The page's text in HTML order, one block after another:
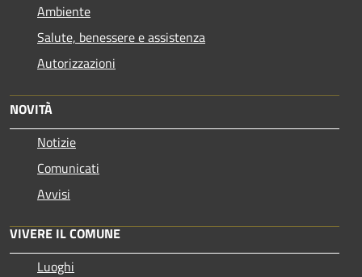
Ambiente
Salute, benessere e assistenza
Autorizzazioni
NOVITÀ
Notizie
Comunicati
Avvisi
VIVERE IL COMUNE
Luoghi